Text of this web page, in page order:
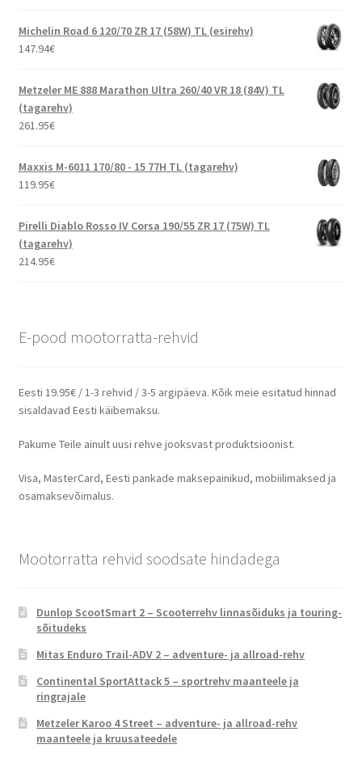
Michelin Road 6 120/70 ZR 17 (58W) TL (esirehv)
147.94€
Metzeler ME 888 Marathon Ultra 260/40 VR 18 (84V) TL
(tagarehv)
261.95€
Maxxis M-6011 170/80 - 15 77H TL (tagarehv)
119.95€
Pirelli Diablo Rosso IV Corsa 190/55 ZR 17 (75W) TL
(tagarehv)
214.95€
E-pood mootorratta-rehvid
Eesti 19.95€ / 1-3 rehvid / 3-5 argipäeva. Kõik meie esitatud hinnad
sisaldavad Eesti käibemaksu.
Pakume Teile ainult uusi rehve jooksvast produktsioonist.
Visa, MasterCard, Eesti pankade maksepainikud, mobiilimaksed ja
osamaksevõimalus.
Mootorratta rehvid soodsate hindadega
Dunlop ScootSmart 2 – Scooterrehv linnasõiduks ja touring-
sõitudeks
Mitas Enduro Trail-ADV 2 – adventure- ja allroad-rehv
Continental SportAttack 5 – sportrehv maanteele ja
ringrajale
Metzeler Karoo 4 Street – adventure- ja allroad-rehv
maanteele ja kruusateedele